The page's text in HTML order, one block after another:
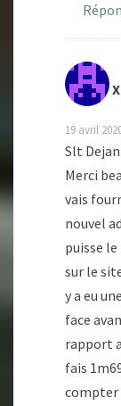
19 avril
Slt Dejan
Merci
vais
nouvel
puisse
sur le
y a eu
face
rapport
fais
compter